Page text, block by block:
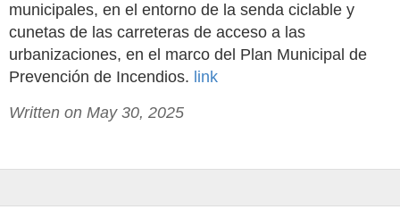
municipales, en el entorno de la senda ciclable y
cunetas de las carreteras de acceso a las
urbanizaciones, en el marco del Plan Municipal de
Prevención de Incendios. link
Written on May 30, 2025